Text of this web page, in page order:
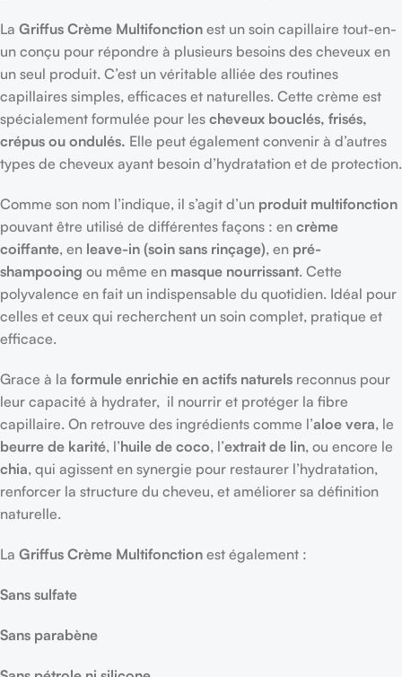
La Griffus Crème Multifonction est un soin capillaire tout-en-
un conçu pour répondre à plusieurs besoins des cheveux en
un seul produit. C’est un véritable alliée des routines
capillaires simples, efficaces et naturelles. Cette crème est
spécialement formulée pour les cheveux bouclés, frisés,
crépus ou ondulés. Elle peut également convenir à d’autres
types de cheveux ayant besoin d’hydratation et de protection.
Comme son nom l’indique, il s’agit d’un produit multifonction
pouvant être utilisé de différentes façons : en crème
coiffante, en leave-in (soin sans rinçage), en pré-
shampooing ou même en masque nourrissant. Cette
polyvalence en fait un indispensable du quotidien. Idéal pour
celles et ceux qui recherchent un soin complet, pratique et
efficace.
Grace à la formule enrichie en actifs naturels reconnus pour
leur capacité à hydrater, il nourrir et protéger la fibre
capillaire. On retrouve des ingrédients comme l’aloe vera, le
beurre de karité, l’huile de coco, l’extrait de lin, ou encore le
chia, qui agissent en synergie pour restaurer l’hydratation,
renforcer la structure du cheveu, et améliorer sa définition
naturelle.
La Griffus Crème Multifonction est également :
Sans sulfate
Sans parabène